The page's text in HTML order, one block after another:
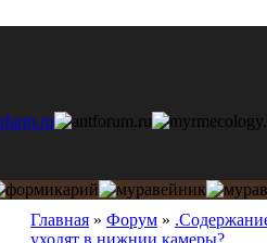
Главная » Форум »
уходят в нижнии камеры?